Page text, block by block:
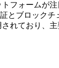
フォームが
とブロック
れており、